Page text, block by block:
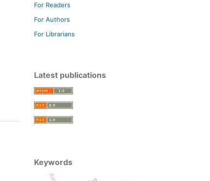
For Readers
For Authors
For Librarians
Latest publications
Keywords